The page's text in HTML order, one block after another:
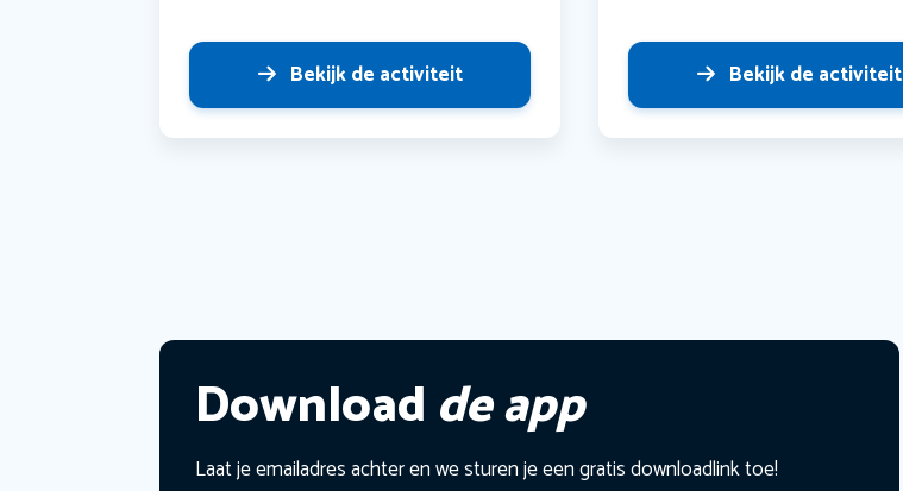
Bekijk de activiteit Bekijk de activiteit
Download de app
Laat je emailadres achter en we sturen je een gratis downloadlink toe!